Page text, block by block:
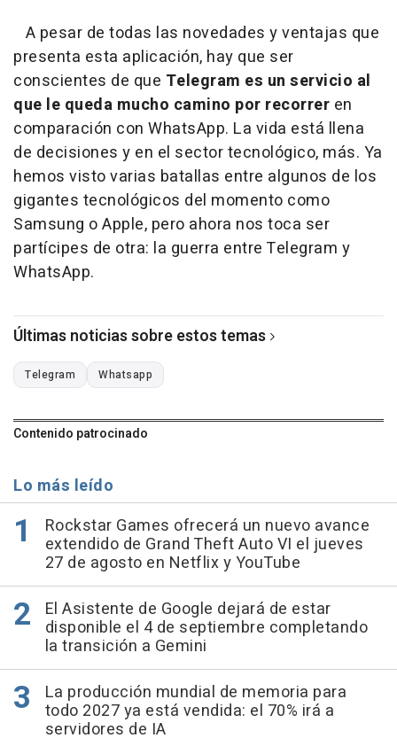
A pesar de todas las novedades y ventajas que
presenta esta aplicación, hay que ser
conscientes de que Telegram es un servicio al
que le queda mucho camino por recorrer en
comparación con WhatsApp. La vida está llena
de decisiones y en el sector tecnológico, más. Ya
hemos visto varias batallas entre algunos de los
gigantes tecnológicos del momento como
Samsung o Apple, pero ahora nos toca ser
partícipes de otra: la guerra entre Telegram y
WhatsApp.
Últimas noticias sobre estos temas
Telegram Whatsapp
Contenido patrocinado
Lo más leído
Rockstar Games ofrecerá un nuevo avance
extendido de Grand Theft Auto VI el jueves
27 de agosto en Netflix y YouTube
El Asistente de Google dejará de estar
disponible el 4 de septiembre completando
la transición a Gemini
La producción mundial de memoria para
todo 2027 ya está vendida: el 70% irá a
servidores de IA